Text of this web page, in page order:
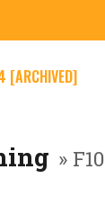
[ARCHIVED]
» F10